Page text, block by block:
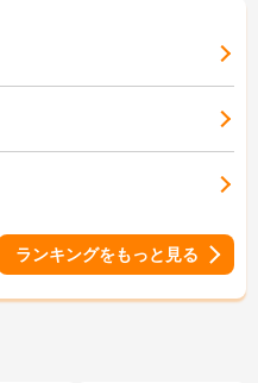
ランキングをもっと見る